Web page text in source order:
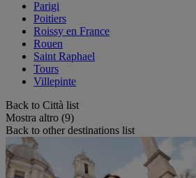
Parigi
Poitiers
Roissy en France
Rouen
Saint Raphael
Tours
Villepinte
Back to Città list
Mostra altro (9)
Back to other destinations list